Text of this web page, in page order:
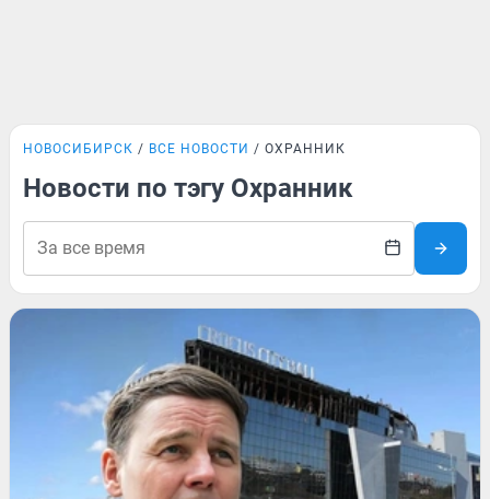
НОВОСИБИРСК ВСЕ НОВОСТИ ОХРАННИК
Новости по тэгу Охранник